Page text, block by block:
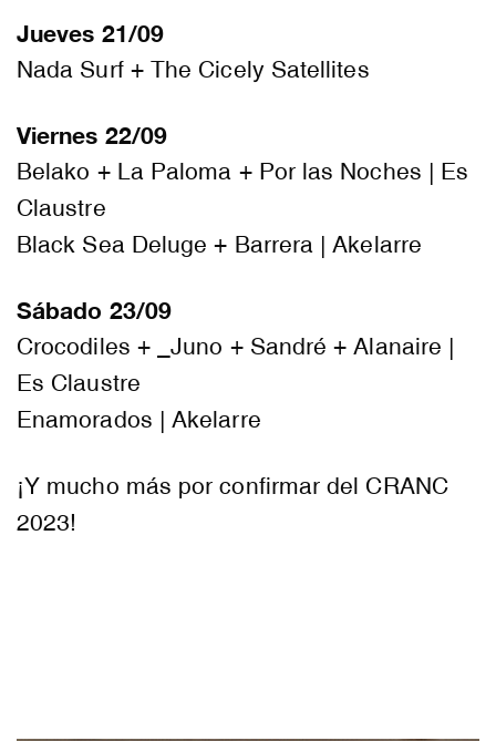
Jueves 21/09
Nada Surf + The Cicely Satellites
Viernes 22/09
Belako + La Paloma + Por las Noches | Es
Claustre
Black Sea Deluge + Barrera | Akelarre
Sábado 23/09
Crocodiles + _Juno + Sandré + Alanaire |
Es Claustre
Enamorados | Akelarre
¡Y mucho más por confirmar del CRANC
2023!